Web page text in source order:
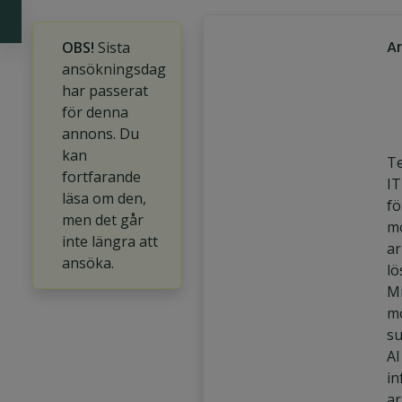
OBS! Sista
ansökningsdag
har passerat
för denna
annons. Du
kan
fortfarande
läsa om den,
men det går
inte längra att
ansöka.